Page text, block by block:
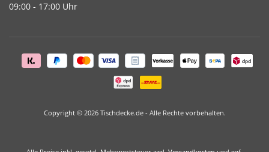
09:00 - 17:00 Uhr
Copyright © 2026 Tischdecke.de - Alle Rechte vorbehalten.